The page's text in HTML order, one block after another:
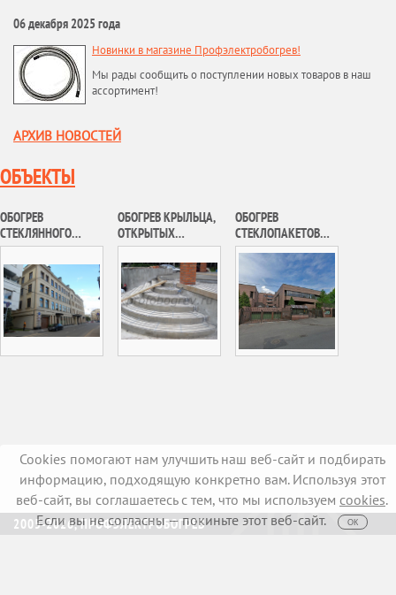
06 декабря 2025 года
Новинки в магазине Профэлектробогрев!
Мы рады сообщить о поступлении новых товаров в наш
ассортимент!
АРХИВ НОВОСТЕЙ
ОБЪЕКТЫ
ОБОГРЕВ
СТЕКЛЯННОГО
КОЗЫРЬКА
ПАРАДНОГО
ПОДЪЕЗДА
АДМИНИСТРАТИВНО
ГО ЗДАНИЯ Г.
МОСКВА
ОБОГРЕВ КРЫЛЬЦА,
ОТКРЫТЫХ
ПЛОЩАДОК
И ЛЕСТНИЦЫ
ИНДИВИДУАЛЬНОГО
ДОМ В П.
НИКОЛЬСКО-
АРХАНГЕЛЬСКИЙ
ОБОГРЕВ
СТЕКЛОПАКЕТОВ
РЕЗИДЕНЦИИ
ПОСОЛЬСТВА
ГОСУДАРСТВА
КУВЕЙТ В РФ
2005-2026, ПРОФЭЛЕКТРОБОГРЕВ
Cookies помогают нам улучшить наш веб-сайт и подбирать
информацию, подходящую конкретно вам. Используя этот
веб-сайт, вы соглашаетесь с тем, что мы используем cookies.
Если вы не согласны — покиньте этот веб-сайт.
ОК